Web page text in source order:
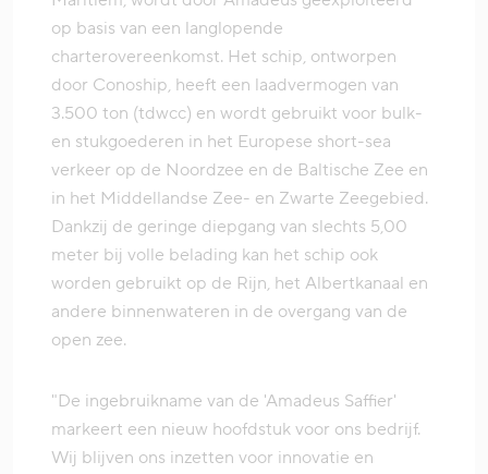
op basis van een langlopende
charterovereenkomst. Het schip, ontworpen
door Conoship, heeft een laadvermogen van
3.500 ton (tdwcc) en wordt gebruikt voor bulk-
en stukgoederen in het Europese short-sea
verkeer op de Noordzee en de Baltische Zee en
in het Middellandse Zee- en Zwarte Zeegebied.
Dankzij de geringe diepgang van slechts 5,00
meter bij volle belading kan het schip ook
worden gebruikt op de Rijn, het Albertkanaal en
andere binnenwateren in de overgang van de
open zee.
"De ingebruikname van de 'Amadeus Saffier'
markeert een nieuw hoofdstuk voor ons bedrijf.
Wij blijven ons inzetten voor innovatie en